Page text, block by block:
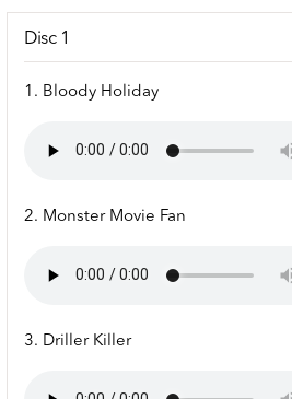
Disc 1
1. Bloody Holiday
2. Monster Movie Fan
3. Driller Killer